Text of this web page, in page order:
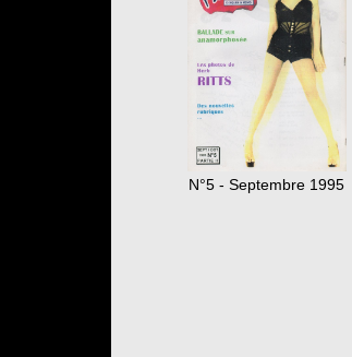
N°5 - Septembre 1995